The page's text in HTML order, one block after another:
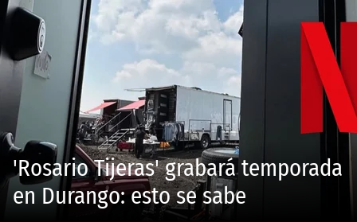
'Rosario Tijeras' grabará temporada
en Durango: esto se sabe